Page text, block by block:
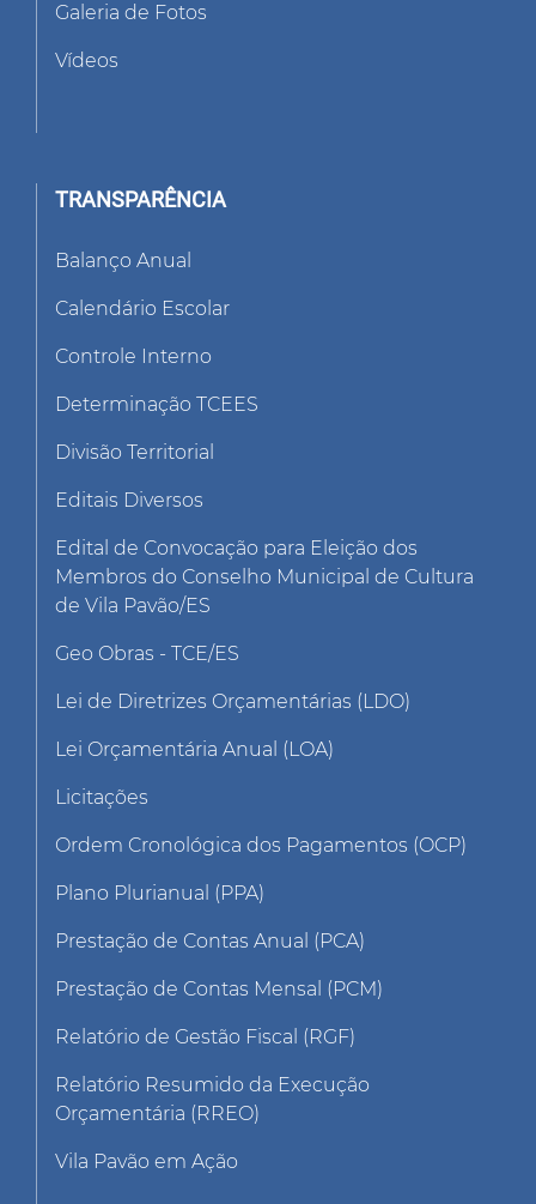
Galeria de Fotos
Vídeos
TRANSPARÊNCIA
Balanço Anual
Calendário Escolar
Controle Interno
Determinação TCEES
Divisão Territorial
Editais Diversos
Edital de Convocação para Eleição dos
Membros do Conselho Municipal de Cultura
de Vila Pavão/ES
Geo Obras - TCE/ES
Lei de Diretrizes Orçamentárias (LDO)
Lei Orçamentária Anual (LOA)
Licitações
Ordem Cronológica dos Pagamentos (OCP)
Plano Plurianual (PPA)
Prestação de Contas Anual (PCA)
Prestação de Contas Mensal (PCM)
Relatório de Gestão Fiscal (RGF)
Relatório Resumido da Execução
Orçamentária (RREO)
Vila Pavão em Ação